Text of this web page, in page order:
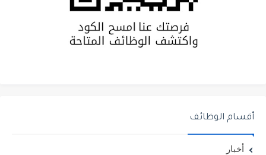
أقسام الوظائف
أخبار